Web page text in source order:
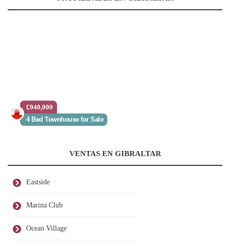
£940,000
4 Bed Townhouse for Sale
VENTAS EN GIBRALTAR
Eastside
Marina Club
Ocean Village